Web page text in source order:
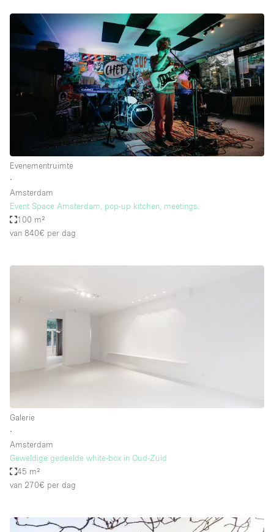
Evenementruimte
∙
Amsterdam
Event Space Amsterdam, pop-up kitchen, meetings.
100 m²
van 840€ per dag
Galerie
∙
Amsterdam
Geweldige gedeelde white-box in Oud-Zuid
45 m²
van 270€ per dag